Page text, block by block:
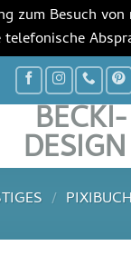
zum Besuch
/